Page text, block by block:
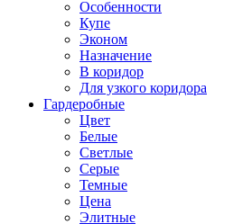
Особенности
Купе
Эконом
Назначение
В коридор
Для узкого коридора
Гардеробные
Цвет
Белые
Светлые
Серые
Темные
Цена
Элитные